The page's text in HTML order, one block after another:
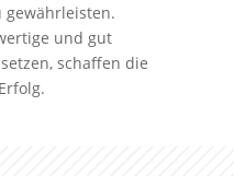
gewährleisten.
und gut
schaffen die